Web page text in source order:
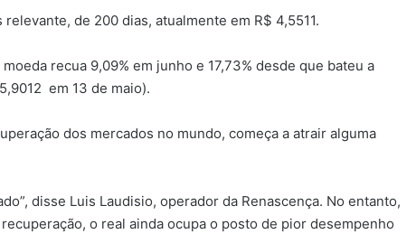
de 200 dias, atualmente em R$ 4,5511.
recua 9,09% em junho e 17,73% desde que bateu a
em 13 de maio).
dos mercados no mundo, começa a atrair alguma
disse Luis Laudisio, operador da Renascença. No entanto,
o real ainda ocupa o posto de pior desempenho